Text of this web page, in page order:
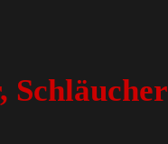
Schläucher